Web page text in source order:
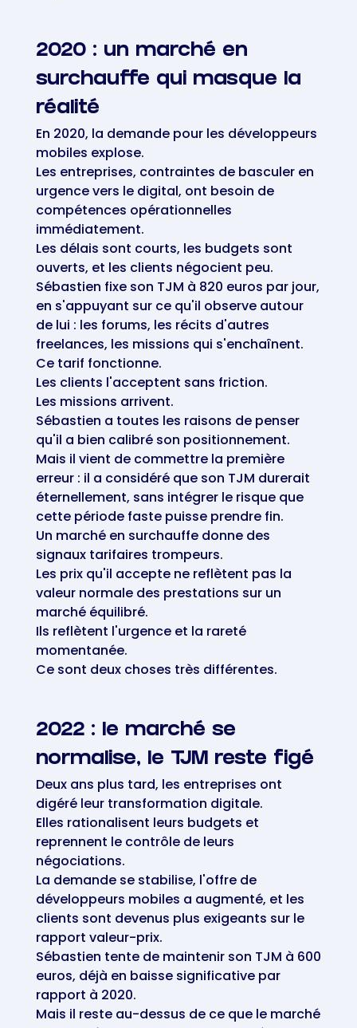
2020 : un marché en
surchauffe qui masque la
réalité
En 2020, la demande pour les développeurs
mobiles explose.
Les entreprises, contraintes de basculer en
urgence vers le digital, ont besoin de
compétences opérationnelles
immédiatement.
Les délais sont courts, les budgets sont
ouverts, et les clients négocient peu.
Sébastien fixe son TJM à 820 euros par jour,
en s'appuyant sur ce qu'il observe autour
de lui : les forums, les récits d'autres
freelances, les missions qui s'enchaînent.
Ce tarif fonctionne.
Les clients l'acceptent sans friction.
Les missions arrivent.
Sébastien a toutes les raisons de penser
qu'il a bien calibré son positionnement.
Mais il vient de commettre la première
erreur : il a considéré que son TJM durerait
éternellement, sans intégrer le risque que
cette période faste puisse prendre fin.
Un marché en surchauffe donne des
signaux tarifaires trompeurs.
Les prix qu'il accepte ne reflètent pas la
valeur normale des prestations sur un
marché équilibré.
Ils reflètent l'urgence et la rareté
momentanée.
Ce sont deux choses très différentes.
2022 : le marché se
normalise, le TJM reste figé
Deux ans plus tard, les entreprises ont
digéré leur transformation digitale.
Elles rationalisent leurs budgets et
reprennent le contrôle de leurs
négociations.
La demande se stabilise, l'offre de
développeurs mobiles a augmenté, et les
clients sont devenus plus exigeants sur le
rapport valeur-prix.
Sébastien tente de maintenir son TJM à 600
euros, déjà en baisse significative par
rapport à 2020.
Mais il reste au-dessus de ce que le marché